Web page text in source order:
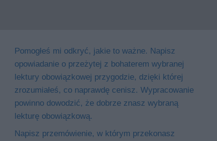
Pomogłeś mi odkryć, jakie to ważne. Napisz
opowiadanie o przeżytej z bohaterem wybranej
lektury obowiązkowej przygodzie, dzięki której
zrozumiałeś, co naprawdę cenisz. Wypracowanie
powinno dowodzić, że dobrze znasz wybraną
lekturę obowiązkową.
Napisz przemówienie, w którym przekonasz